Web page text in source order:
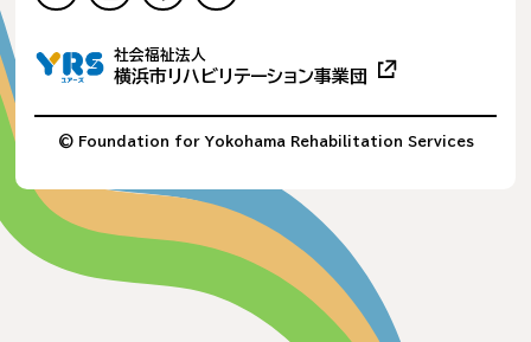
社会福祉法人
横浜市リハビリテーション事業団
© Foundation for Yokohama Rehabilitation Services